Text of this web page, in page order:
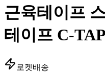
근육테이프
테이프 C-
로켓배송